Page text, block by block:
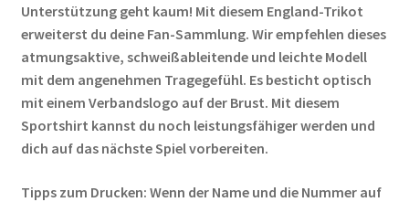
Unterstützung geht kaum! Mit diesem England-Trikot
erweiterst du deine Fan-Sammlung. Wir empfehlen dieses
atmungsaktive, schweißableitende und leichte Modell
mit dem angenehmen Tragegefühl. Es besticht optisch
mit einem Verbandslogo auf der Brust. Mit diesem
Sportshirt kannst du noch leistungsfähiger werden und
dich auf das nächste Spiel vorbereiten.
Tipps zum Drucken: Wenn der Name und die Nummer auf